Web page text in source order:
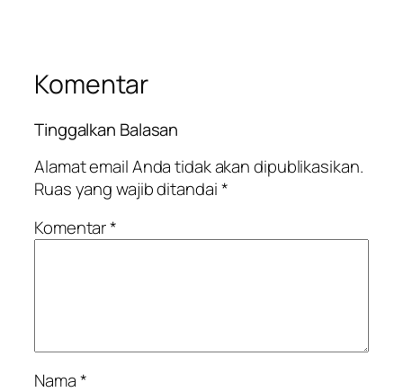
Komentar
Tinggalkan Balasan
Alamat email Anda tidak akan dipublikasikan.
Ruas yang wajib ditandai*
Komentar*
Nama*